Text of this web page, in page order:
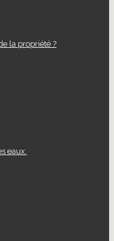
la propriété ?
eaux.